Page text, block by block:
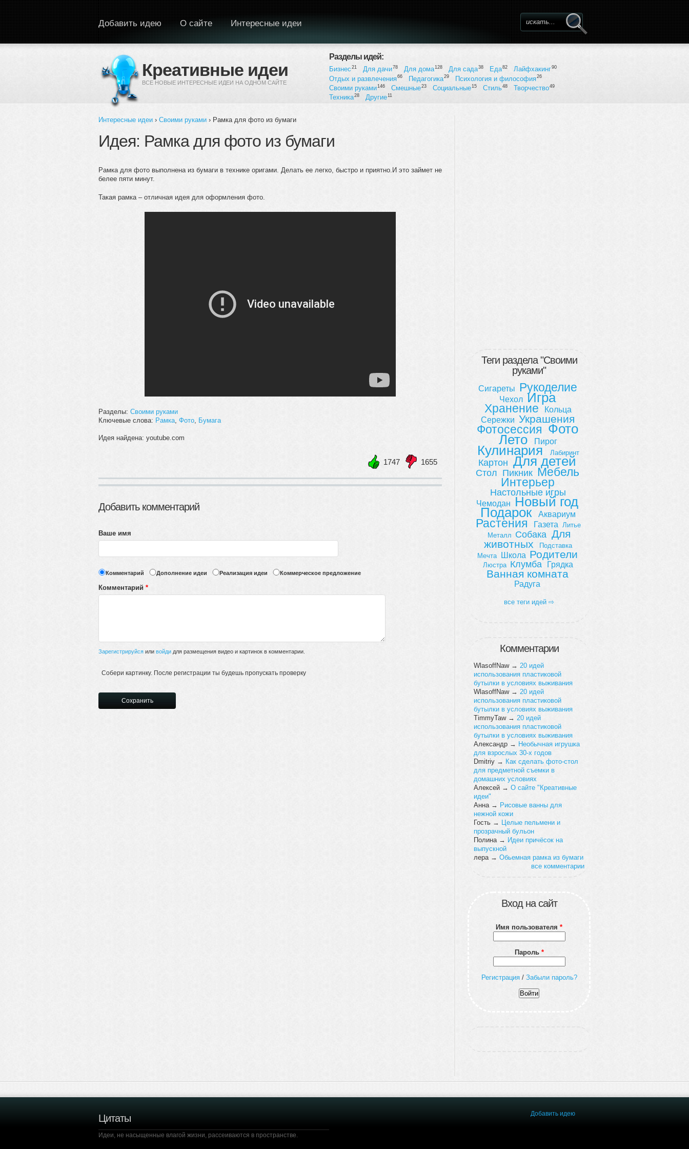
Креативные идеи
ВСЕ НОВЫЕ ИНТЕРЕСНЫЕ ИДЕИ НА ОДНОМ САЙТЕ
Добавить идею О сайте Интересные идеи Форма поиска
Разделы идей:
Бизнес 21 Для дачи78 Для дома128 Для сада38 Еда82 Лайфхакинг90
Отдых и развлечения66 Педагогика29 Психология и философия26
Своими руками146 Смешные23 Социальные 15 Стиль48 Творчество49
Техника28 Другие 11
Вы здесь
Интересные идеи › Своими руками › Рамка для фото из бумаги
Идея: Рамка для фото из бумаги
Рамка для фото выполнена из бумаги в технике оригами. Делать ее легко, быстро и приятно.И это займет не
белее пяти минут.
Такая рамка – отличная идея для оформления фото.
Разделы: Своими руками
Ключевые слова: Рамка Фото Бумага
Идея найдена: youtube.com
1747 1655
Добавить комментарий
Ваше имя
Комментарий Дополнение идеи Реализация идеи Коммерческое предложение
Комментарий *
Зарегистрируйся или войди для размещения видео и картинок в комментарии.
Собери картинку. После регистрации ты будешь пропускать проверку
Теги раздела "Своими
руками"
Сигареты Рукоделие
Чехол Игра
Хранение
Кольца
Сережки Украшения
Фотосессия Фото
Лето Пирог
Кулинария Лабиринт
Картон Для детей
Стол Пикник Мебель
Интерьер
Настольные игры
Чемодан Новый год
Подарок Аквариум
Растения Газета
Литье
Металл Собака Для
животных
Подставка
Мечта
Школа Родители
Люстра Клумба Грядка
Ванная комната
Радуга
все теги идей ⇨
Комментарии
WlasoffNaw→ 20 идей
использования пластиковой
бутылки в условиях выживания
WlasoffNaw→ 20 идей
использования пластиковой
бутылки в условиях выживания
TimmyTaw→ 20 идей
использования пластиковой
бутылки в условиях выживания
Александр → Необычная игрушка
для взрослых 30-х годов
Dmitriy → Как сделать фото-стол
для предметной съемки в
домашних условиях
Алексей → О сайте "Креативные
идеи"
Анна→ Рисовые ванны для
нежной кожи
Гость → Целые пельмени и
прозрачный бульон
Полина→ Идеи причёсок на
выпускной
лера→ Обьемная рамка из бумаги
все комментарии
Вход на сайт
Имя пользователя *
Пароль *
Регистрация/ Забыли пароль?
Цитаты
Идеи, не насыщенные влагой жизни, рассеиваются в пространстве.
Добавить идею